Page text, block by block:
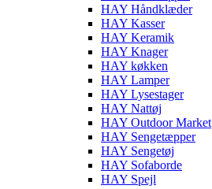
HAY Håndklæder
HAY Kasser
HAY Keramik
HAY Knager
HAY køkken
HAY Lamper
HAY Lysestager
HAY Nattøj
HAY Outdoor Market
HAY Sengetæpper
HAY Sengetøj
HAY Sofaborde
HAY Spejl